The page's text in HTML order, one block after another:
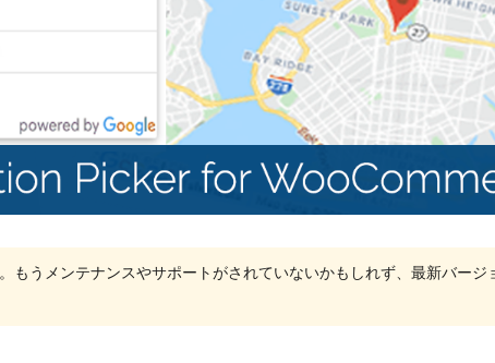
。もうメンテナンスやサポートがされていないかもしれず、最新バージ